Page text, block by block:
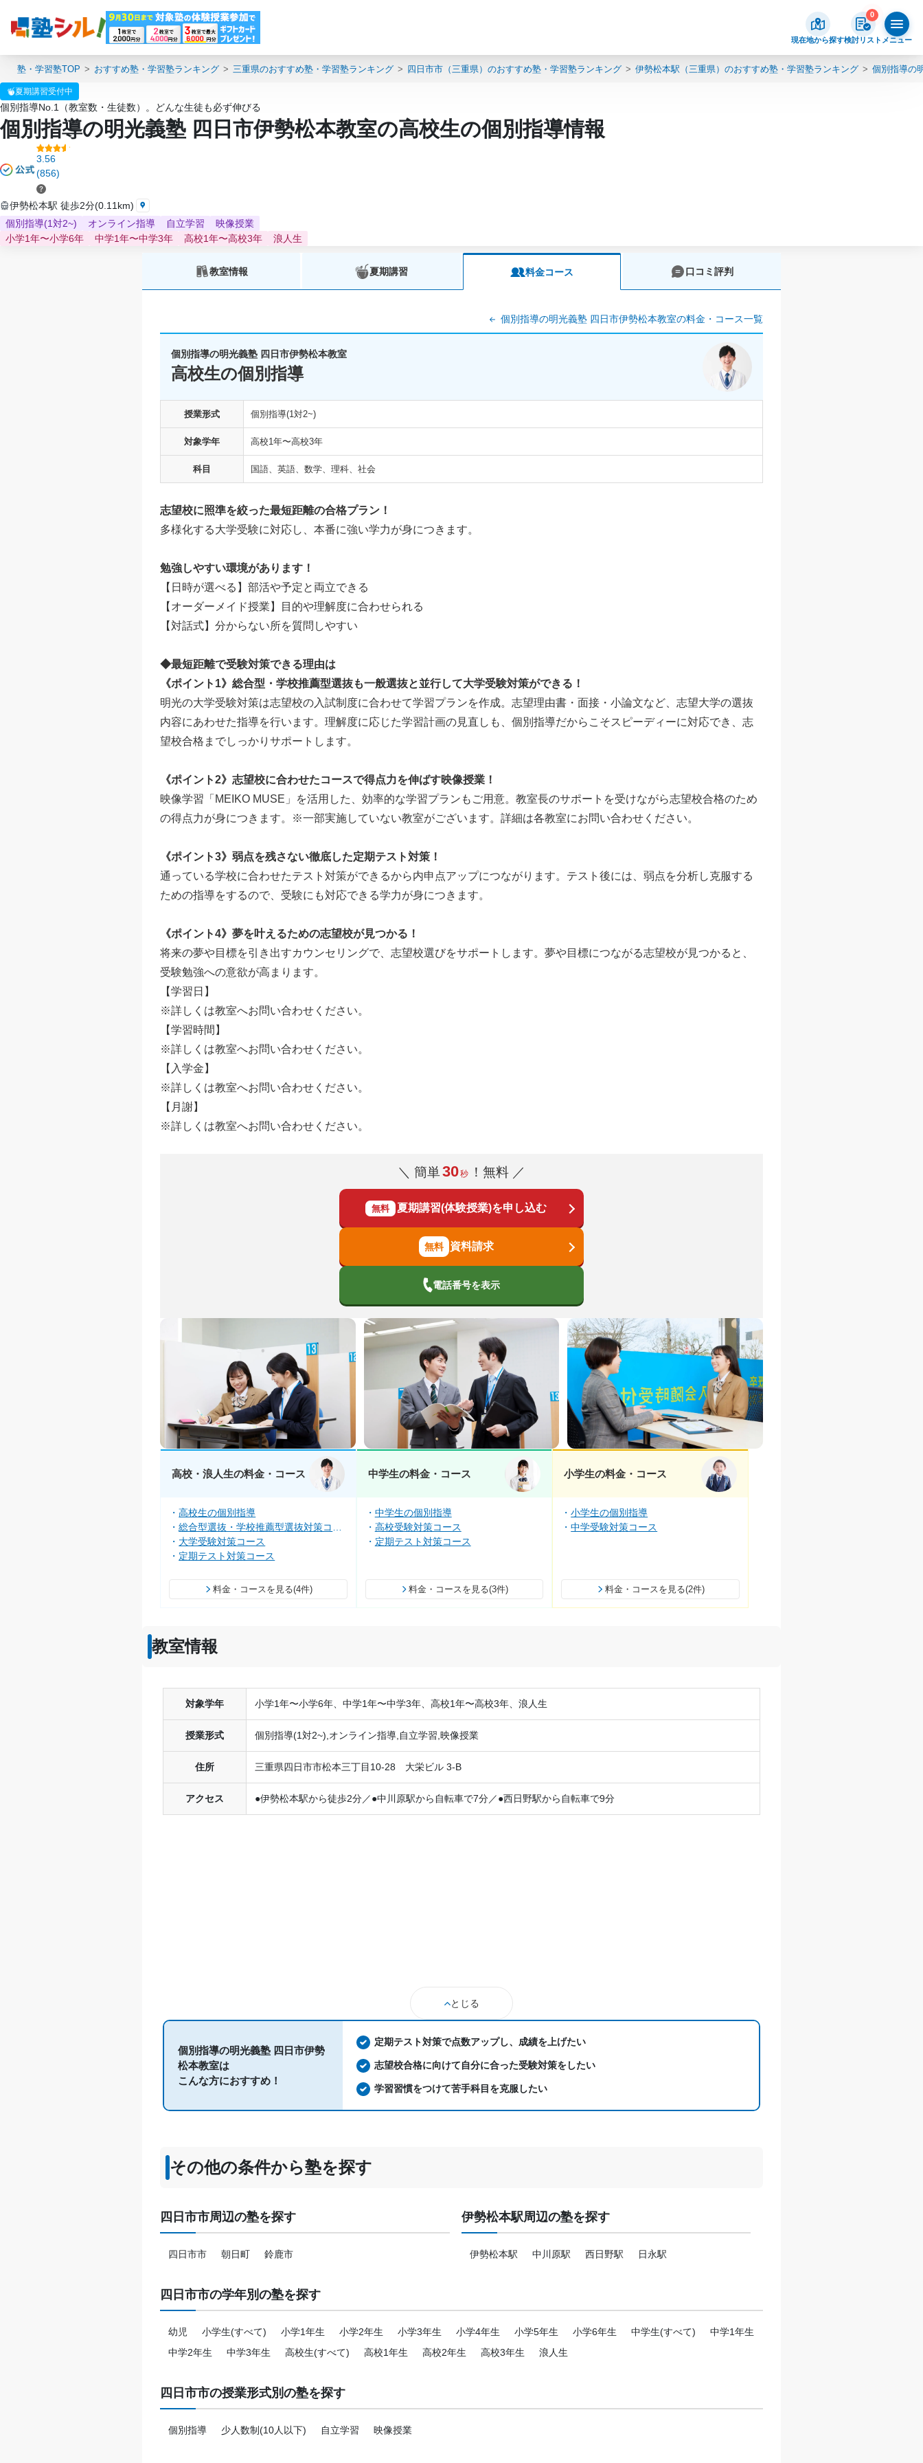
現在地から探す
0
検討リスト メニュー
塾・学習塾TOP おすすめ塾・学習塾ランキング 三重県のおすすめ塾・学習塾ランキング 四日市市（三重県）のおすすめ塾・学習塾ランキング 伊勢松本駅（三重県）のおすすめ塾・学習塾ランキング 個別指導の
夏期講習受付中
個別指導No.1（教室数・生徒数）。どんな生徒も必ず伸びる
個別指導の明光義塾 四日市伊勢松本教室の高校生の個別指導情報
3.56
(856)
伊勢松本駅 徒歩2分(0.11km)
個別指導(1対2~)
オンライン指導 自立学習
映像授業
小学1年〜小学6年
中学1年〜中学3年 高校1年〜高校3年 浪人生
教室情報 夏期講習 料金コース 口コミ評判
個別指導の明光義塾 四日市伊勢松本教室の料金・コース一覧
個別指導の明光義塾 四日市伊勢松本教室
高校生の個別指導
授業形式 個別指導(1対2~)
対象学年 高校1年〜高校3年
科目 国語、英語、数学、理科、社会
志望校に照準を絞った最短距離の合格プラン！
多様化する大学受験に対応し、本番に強い学力が身につきます。
勉強しやすい環境があります！
【日時が選べる】部活や予定と両立できる
【オーダーメイド授業】目的や理解度に合わせられる
【対話式】分からない所を質問しやすい
◆最短距離で受験対策できる理由は
《ポイント1》総合型・学校推薦型選抜も一般選抜と並行して大学受験対策ができる！
明光の大学受験対策は志望校の入試制度に合わせて学習プランを作成。志望理由書・面接・小論文など、志望大学の選抜
内容にあわせた指導を行います。理解度に応じた学習計画の見直しも、個別指導だからこそスピーディーに対応でき、志
望校合格までしっかりサポートします。
《ポイント2》志望校に合わせたコースで得点力を伸ばす映像授業！
映像学習「MEIKO MUSE」を活用した、効率的な学習プランもご用意。教室長のサポートを受けながら志望校合格のため
の得点力が身につきます。※一部実施していない教室がございます。詳細は各教室にお問い合わせください。
《ポイント3》弱点を残さない徹底した定期テスト対策！
通っている学校に合わせたテスト対策ができるから内申点アップにつながります。テスト後には、弱点を分析し克服する
ための指導をするので、受験にも対応できる学力が身につきます。
《ポイント4》夢を叶えるための志望校が見つかる！
将来の夢や目標を引き出すカウンセリングで、志望校選びをサポートします。夢や目標につながる志望校が見つかると、
受験勉強への意欲が高まります。
【学習日】
※詳しくは教室へお問い合わせください。
【学習時間】
※詳しくは教室へお問い合わせください。
【入学金】
※詳しくは教室へお問い合わせください。
【月謝】
※詳しくは教室へお問い合わせください。
＼ 簡単30秒 ！無料 ／
無料 夏期講習(体験授業)を申し込む
資料請求
電話番号を表示
高校・浪人生の料金・コース
高校生の個別指導
総合型選抜・学校推薦型選抜対策コー
ス
大学受験対策コース
定期テスト対策コース
料金・コースを見る(4件)
中学生の料金・コース
中学生の個別指導
高校受験対策コース
定期テスト対策コース
料金・コースを見る(3件)
小学生の料金・コース
小学生の個別指導
中学受験対策コース
料金・コースを見る(2件)
教室情報
対象学年 小学1年〜小学6年、中学1年〜中学3年、高校1年〜高校3年、浪人生
授業形式 個別指導(1対2~),オンライン指導,自立学習,映像授業
住所 三重県四日市市松本三丁目10-28 大栄ビル 3-B
アクセス ●伊勢松本駅から徒歩2分／●中川原駅から自転車で7分／●西日野駅から自転車で9分
とじる
個別指導の明光義塾 四日市伊勢
松本教室は
こんな方におすすめ！
定期テスト対策で点数アップし、成績を上げたい
志望校合格に向けて自分に合った受験対策をしたい
学習習慣をつけて苦手科目を克服したい
その他の条件から塾を探す
四日市市周辺の塾を探す
四日市市 朝日町 鈴鹿市
伊勢松本駅周辺の塾を探す
伊勢松本駅 中川原駅 西日野駅 日永駅
四日市市の学年別の塾を探す
幼児 小学生(すべて) 小学1年生 小学2年生 小学3年生 小学4年生 小学5年生 小学6年生 中学生(すべて)
中学1年生
中学2年生
中学3年生 高校生(すべて) 高校1年生 高校2年生 高校3年生 浪人生
四日市市の授業形式別の塾を探す
個別指導 少人数制(10人以下) 自立学習 映像授業